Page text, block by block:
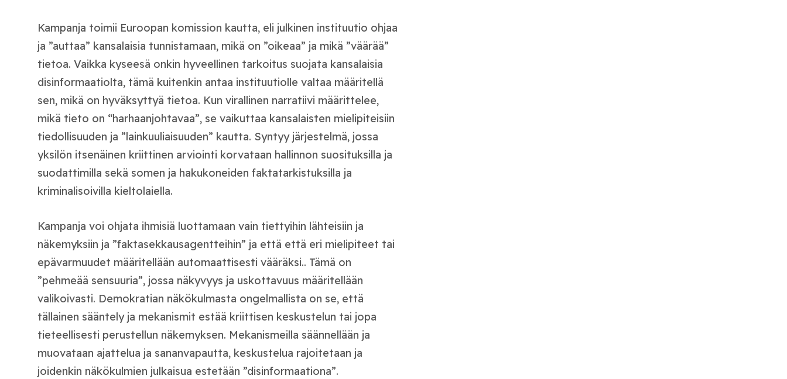
Kampanja toimii Euroopan komission kautta, eli julkinen instituutio ohjaa
ja ”auttaa” kansalaisia tunnistamaan, mikä on ”oikeaa” ja mikä ”väärää”
tietoa. Vaikka kyseesä onkin hyveellinen tarkoitus suojata kansalaisia
disinformaatiolta, tämä kuitenkin antaa instituutiolle valtaa määritellä
sen, mikä on hyväksyttyä tietoa. Kun virallinen narratiivi määrittelee,
mikä tieto on “harhaanjohtavaa”, se vaikuttaa kansalaisten mielipiteisiin
tiedollisuuden ja ”lainkuuliaisuuden” kautta. Syntyy järjestelmä, jossa
yksilön itsenäinen kriittinen arviointi korvataan hallinnon suosituksilla ja
suodattimilla sekä somen ja hakukoneiden faktatarkistuksilla ja
kriminalisoivilla kieltolaiella.
Kampanja voi ohjata ihmisiä luottamaan vain tiettyihin lähteisiin ja
näkemyksiin ja ”faktasekkausagentteihin” ja että että eri mielipiteet tai
epävarmuudet määritellään automaattisesti vääräksi.. Tämä on
”pehmeää sensuuria”, jossa näkyvyys ja uskottavuus määritellään
valikoivasti. Demokratian näkökulmasta ongelmallista on se, että
tällainen sääntely ja mekanismit estää kriittisen keskustelun tai jopa
tieteellisesti perustellun näkemyksen. Mekanismeilla säännellään ja
muovataan ajattelua ja sananvapautta, keskustelua rajoitetaan ja
joidenkin näkökulmien julkaisua estetään ”disinformaationa”.